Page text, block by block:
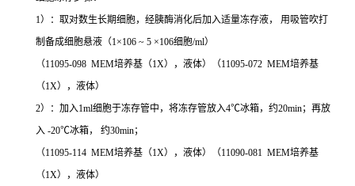
1）：取对数生长期细胞，经胰酶消化后加入适量冻存液， 用吸管吹打
制备成细胞悬液（1×106 ~ 5 ×106细胞/ml）
（11095-098 MEM培养基（1X），液体）（11095-072 MEM培养基
（1X），液体）
2）：加入1ml细胞于冻存管中，将冻存管放入4℃冰箱，约20min；再放
入 -20℃冰箱， 约30min；
（11095-114 MEM培养基（1X），液体）（11090-081 MEM培养基
（1X），液体）